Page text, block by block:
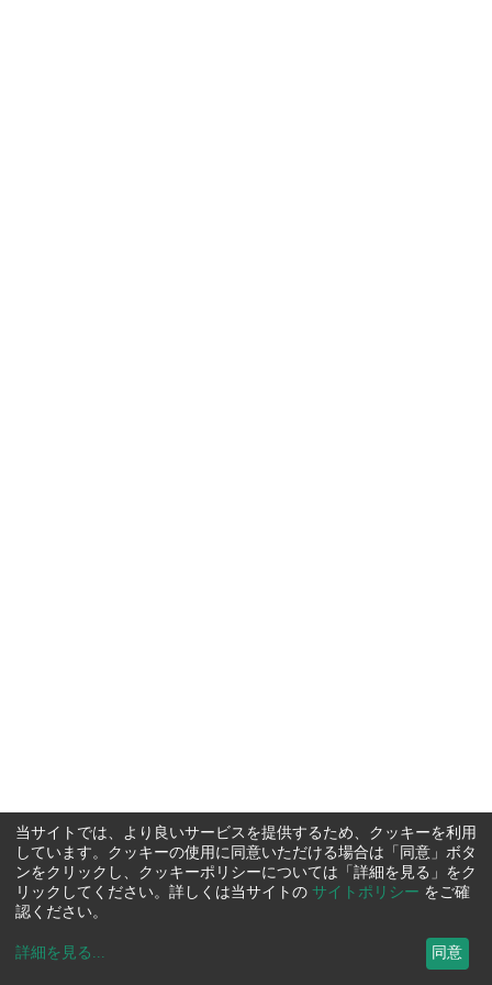
当サイトでは、より良いサービスを提供するため、クッキーを利用
しています。クッキーの使用に同意いただける場合は「同意」ボタ
ンをクリックし、クッキーポリシーについては「詳細を見る」をク
リックしてください。詳しくは当サイトの サイトポリシー をご確
認ください。
詳細を見る ... 同意